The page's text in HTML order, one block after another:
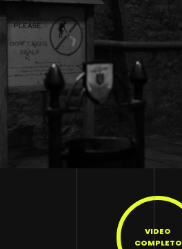
VIDEO
COMPLETO